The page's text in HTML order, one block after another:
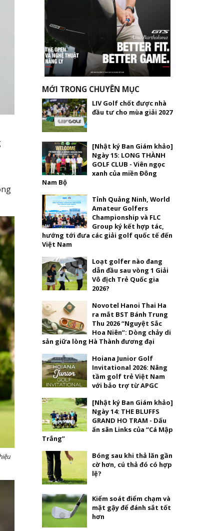
MỚI TRONG CHUYÊN MỤC
LIV Golf chốt được nhà
đầu tư cho mùa giải 2027
[Nhật ký Ban Giám khảo]
Ngày 15: LONG THÀNH
GOLF CLUB - Viên ngọc
xanh của miền Đông
Nam Bộ
Tỉnh Quảng Ninh, World
Amateur Golfers
Championship và FLC
Group ký kết hợp tác,
hướng tới đưa các giải golf quốc tế đến
Việt Nam
Loạt golfer nào đang
dẫn đầu sau vòng 1 Giải
Vô địch Trẻ Quốc gia
2026?
Novotel Hanoi Thai Ha
ra mắt BST Bánh Trung
Thu 2026 “Nguyệt Sắc
Hoa Niên”: Dòng chảy di
sản giữa lòng Hà Thành đương đại
Hoiana Junior Golf
Invitational 2026: Nâng
tầm golf trẻ Việt Nam
với bảo trợ từ APGC
[Nhật ký Ban Giám khảo]
Ngày 14: THE BLUFFS
GRAND HO TRAM - Dấu
ấn sân Links của “Cá Mập
Trắng”
Bóng sau khi thả lăn gần
cờ hơn, cú thả đó có hợp
lệ?
Kiểm soát điểm chạm và
mặt gậy để đánh sắt tốt
hơn